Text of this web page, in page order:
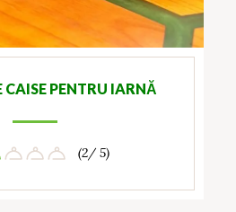
PENTRU IARNĂ
(2/ 5)